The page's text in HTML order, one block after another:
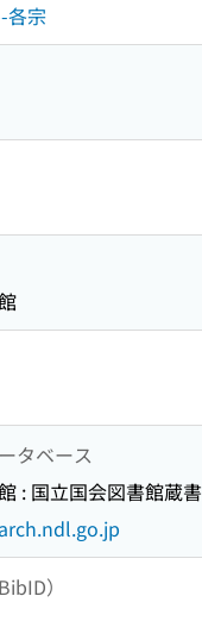
各宗
タベース
: 国立国会図書館蔵書
）